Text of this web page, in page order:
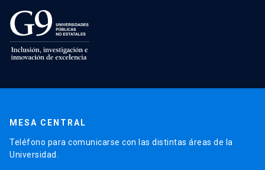
MESA CENTRAL
Teléfono para comunicarse con las distintas áreas de la
Universidad.